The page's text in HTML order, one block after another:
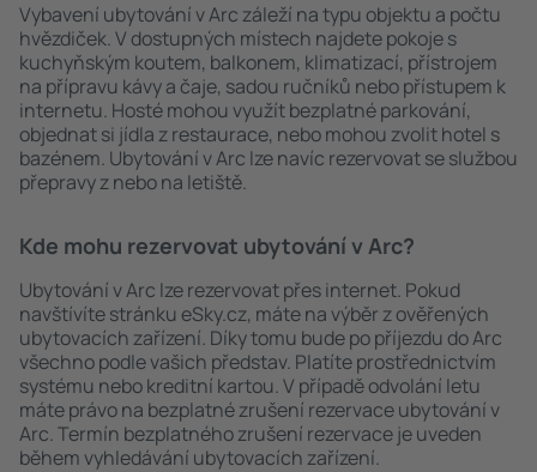
Vybavení ubytování v Arc záleží na typu objektu a počtu
hvězdiček. V dostupných místech najdete pokoje s
kuchyňským koutem, balkonem, klimatizací, přístrojem
na přípravu kávy a čaje, sadou ručníků nebo přístupem k
internetu. Hosté mohou využít bezplatné parkování,
objednat si jídla z restaurace, nebo mohou zvolit hotel s
bazénem. Ubytování v Arc lze navíc rezervovat se službou
přepravy z nebo na letiště.
Kde mohu rezervovat ubytování v Arc?
Ubytování v Arc lze rezervovat přes internet. Pokud
navštívíte stránku eSky.cz, máte na výběr z ověřených
ubytovacích zařízení. Díky tomu bude po příjezdu do Arc
všechno podle vašich představ. Platíte prostřednictvím
systému nebo kreditní kartou. V případě odvolání letu
máte právo na bezplatné zrušení rezervace ubytování v
Arc. Termín bezplatného zrušení rezervace je uveden
během vyhledávání ubytovacích zařízení.